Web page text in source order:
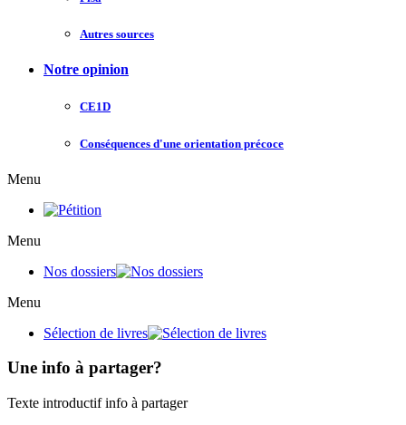
Autres sources
Notre opinion
CE1D
Conséquences d'une orientation précoce
Menu
Menu
Nos dossiers
Menu
Sélection de livres
Une info à partager?
Texte introductif info à partager